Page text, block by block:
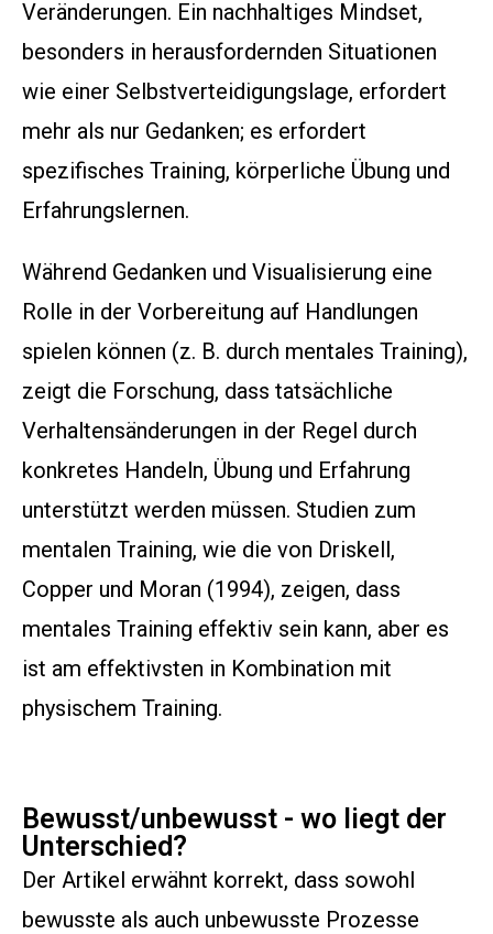
Veränderungen. Ein nachhaltiges Mindset,
besonders in herausfordernden Situationen
wie einer Selbstverteidigungslage, erfordert
mehr als nur Gedanken; es erfordert
spezifisches Training, körperliche Übung und
Erfahrungslernen.
Während Gedanken und Visualisierung eine
Rolle in der Vorbereitung auf Handlungen
spielen können (z. B. durch mentales Training),
zeigt die Forschung, dass tatsächliche
Verhaltensänderungen in der Regel durch
konkretes Handeln, Übung und Erfahrung
unterstützt werden müssen. Studien zum
mentalen Training, wie die von Driskell,
Copper und Moran (1994), zeigen, dass
mentales Training effektiv sein kann, aber es
ist am effektivsten in Kombination mit
physischem Training.
Bewusst/unbewusst - wo liegt der
Unterschied?
Der Artikel erwähnt korrekt, dass sowohl
bewusste als auch unbewusste Prozesse